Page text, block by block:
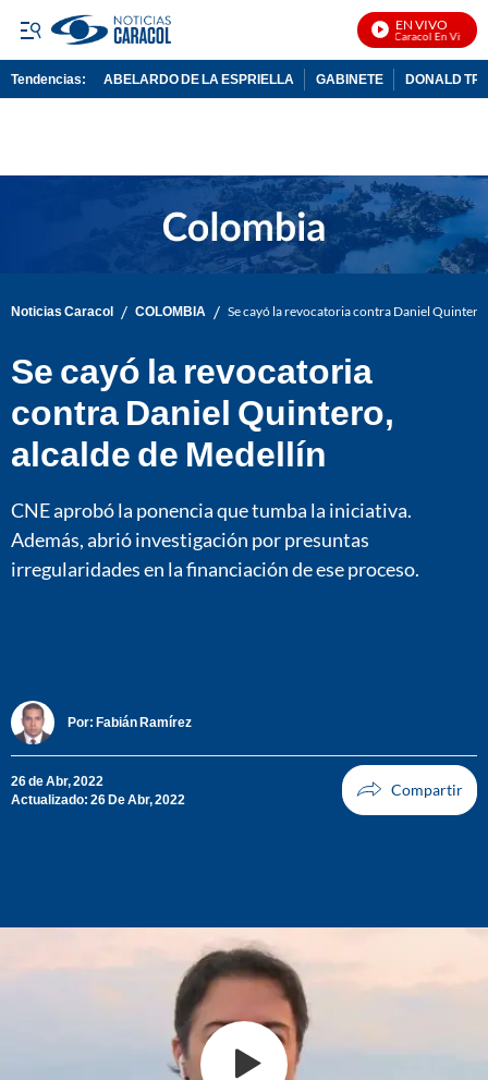
EN VIVO
Noticias Caracol En Vivo
Tendencias: ABELARDO DE LA ESPRIELLA GABINETE DONALD
Noticias Caracol / COLOMBIA / Se cayó la revocatoria contra Daniel
Se cayó la revocatoria
contra Daniel Quintero,
alcalde de Medellín
CNE aprobó la ponencia que tumba la iniciativa.
Además, abrió investigación por presuntas
irregularidades en la financiación de ese proceso.
Por: Fabián Ramírez
26 de Abr, 2022
Actualizado: 26 De Abr, 2022